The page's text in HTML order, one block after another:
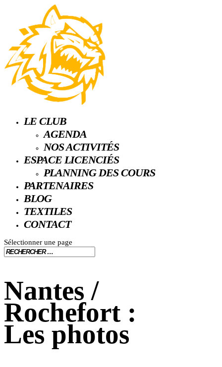
LE CLUB
AGENDA
NOS ACTIVITÉS
ESPACE LICENCIÉS
PLANNING DES COURS
PARTENAIRES
BLOG
TEXTILES
CONTACT
Sélectionner une page
Nantes /
Rochefort :
Les photos